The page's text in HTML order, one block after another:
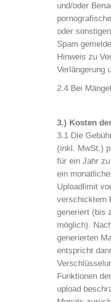
und/oder
oder
Spam
Hinweis zu
Verlängerung
2.4 Bei
3.) Kosten
3.1 Die
(inkl. MwSt.)
für ein Jahr
ein
Uploadlimit
verschicktem
generiert (bis
möglich).
generierten
entspricht
Funktionen
upload